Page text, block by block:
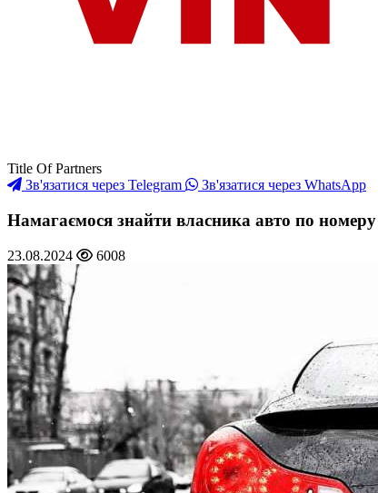
Title Of Partners
Зв'язатися через Telegram
Зв'язатися через WhatsApp
Намагаємося знайти власника авто по номеру
23.08.2024 6008